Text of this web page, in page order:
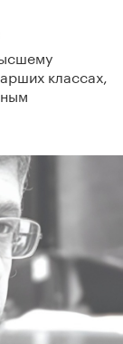
классах,